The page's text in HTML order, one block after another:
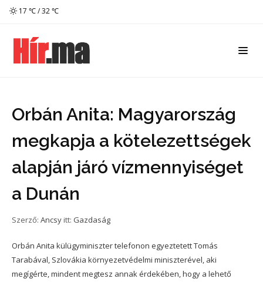
17 ℃ / 32 ℃
Orbán Anita: Magyarország
megkapja a kötelezettségek
alapján járó vízmennyiséget
a Dunán
Szerző: Ancsy itt: Gazdaság
Orbán Anita külügyminiszter telefonon egyeztetett Tomás
Tarabával, Szlovákia környezetvédelmi miniszterével, aki
megígérte, mindent megtesz annak érdekében, hogy a lehető